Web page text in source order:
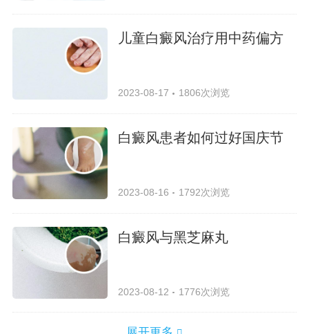
儿童白癜风治疗用中药偏方
2023-08-17 1806次浏览
白癜风患者如何过好国庆节
2023-08-16 1792次浏览
白癜风与黑芝麻丸
2023-08-12 1776次浏览